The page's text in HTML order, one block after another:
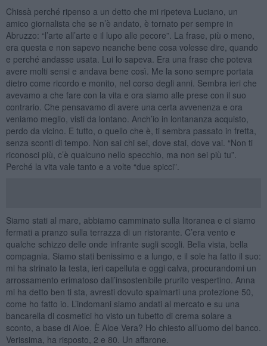
Chissà perché ripenso a un detto che mi ripeteva Luciano, un
amico giornalista che se n’è andato, è tornato per sempre in
Abruzzo: “l’arte all’arte e il lupo alle pecore”. La frase, più o meno,
era questa e non sapevo neanche bene cosa volesse dire, quando
e perché andasse usata. Lui lo sapeva. Era una frase che poteva
avere molti sensi e andava bene così. Me la sono sempre portata
dietro come ricordo e monito, nel corso degli anni. Sembra ieri che
avevamo a che fare con la vita e ora siamo alle prese con il suo
contrario. Che pensavamo di avere una certa avvenenza e ora
veniamo meglio, visti da lontano. Anch’io in lontananza acquisto,
perdo da vicino. E tutto, o quello che è, ti sembra passato in fretta,
senza sconti di tempo. Non sai chi sei, dove stai, dove vai. “Non ti
riconosci più, c’è qualcuno nello specchio, ma non sei più tu”.
Perché la vita vale tanto e a volte “due spicci”.
Siamo stati al mare, abbiamo camminato sulla litoranea e ci siamo
fermati a pranzo sulla terrazza di un ristorante. C’era vento e
qualche schizzo delle onde infrante sugli scogli. Bella vista, bella
compagnia. Siamo stati benissimo e a lungo, e il sole ha fatto il suo:
mi ha strinato la testa, ieri capelluta e oggi calva, procurandomi un
arrossamento erimatoso dall’insostenibile prurito vespertino. Anna
mi ha detto ben ti sta, avresti dovuto spalmarti una protezione 50,
come ho fatto io. L’indomani siamo andati al mercato e su una
bancarella di cosmetici ho visto un tubetto di crema solare a
sconto, a base di Aloe. È Aloe Vera? Ho chiesto all’uomo del banco.
Verissima, ha risposto, 2 e 80. Un affarone.